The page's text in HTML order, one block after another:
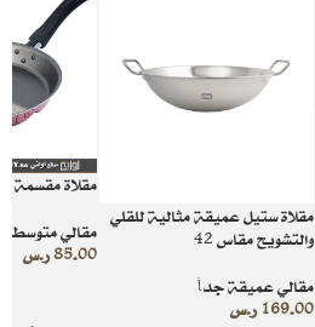
مقلاة ستيل عميقة مثالية للقلي
والتشويح مقاس 42
مقالي عميقة جداً
169.00 ر.س
مقلاة مقسمة
مقالي متوسطة
85.00ر.س